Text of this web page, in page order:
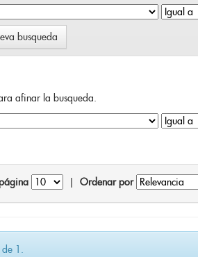
busqueda
afinar la busqueda.
Ordenar por
de 1.